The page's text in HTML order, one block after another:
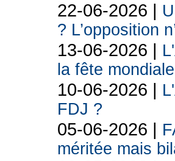
22-06-2026 |
? L’opposition
13-06-2026 |
la fête
10-06-2026 |
FDJ ?
05-06-2026 |
méritée mais